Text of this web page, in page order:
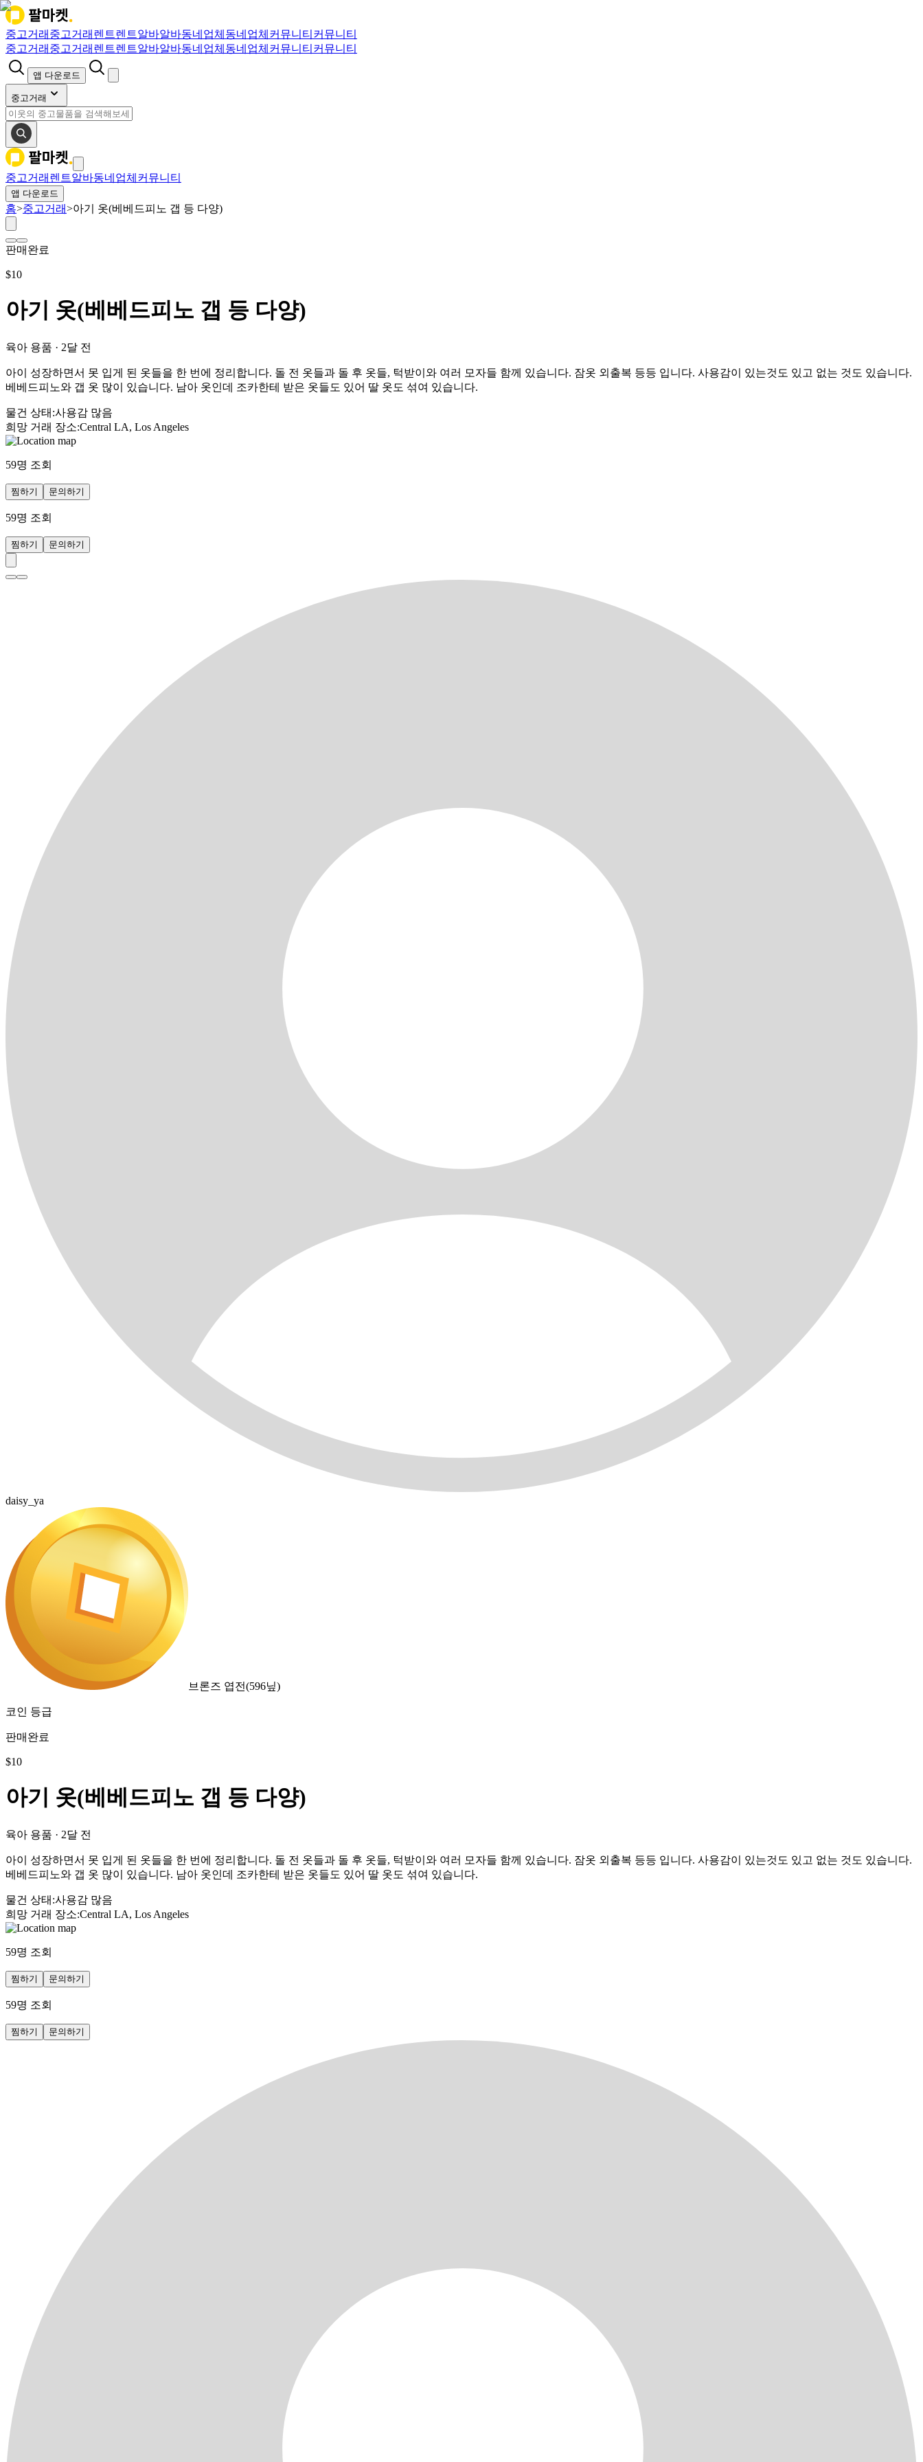
중고거래 중고거래 렌트렌트알바알바동네업체 동네업체 커뮤니티 커뮤니티
중고거래 중고거래 렌트렌트알바알바동네업체 동네업체 커뮤니티 커뮤니티
앱 다운로드
중고거래
중고거래 렌트알바동네업체 커뮤니티
앱 다운로드
홈>중고거래>아기 옷(베베드피노 갭 등 다양)
판매완료
$10
아기 옷(베베드피노 갭 등 다양)
육아 용품 · 2달 전
아이 성장하면서 못 입게 된 옷들을 한 번에 정리합니다. 돌 전 옷들과 돌 후 옷들, 턱받이와 여러 모자들 함께 있습니다. 잠옷 외출복 등등 입니다. 사용감이 있는것도 있고 없는 것도 있습니다.
베베드피노와 갭 옷 많이 있습니다. 남아 옷인데 조카한테 받은 옷들도 있어 딸 옷도 섞여 있습니다.
물건 상태 :사용감 많음
희망 거래 장소:Central LA, Los Angeles
59명 조회
찜하기 문의하기
59명 조회
찜하기 문의하기
daisy_ya
브론즈 엽전(596닢)
코인 등급
판매완료
$10
아기 옷(베베드피노 갭 등 다양)
육아 용품 · 2달 전
아이 성장하면서 못 입게 된 옷들을 한 번에 정리합니다. 돌 전 옷들과 돌 후 옷들, 턱받이와 여러 모자들 함께 있습니다. 잠옷 외출복 등등 입니다. 사용감이 있는것도 있고 없는 것도 있습니다.
베베드피노와 갭 옷 많이 있습니다. 남아 옷인데 조카한테 받은 옷들도 있어 딸 옷도 섞여 있습니다.
물건 상태 :사용감 많음
희망 거래 장소:Central LA, Los Angeles
59명 조회
찜하기 문의하기
59명 조회
찜하기 문의하기